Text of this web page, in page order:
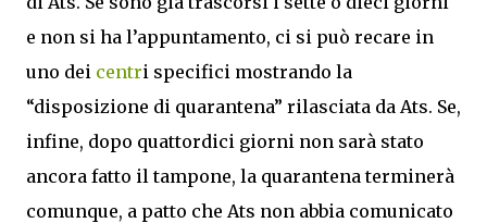
e non si ha l’appuntamento, ci si può recare in
uno dei centri specifici mostrando la
“disposizione di quarantena” rilasciata da Ats. Se,
infine, dopo quattordici giorni non sarà stato
ancora fatto il tampone, la quarantena terminerà
comunque, a patto che Ats non abbia comunicato